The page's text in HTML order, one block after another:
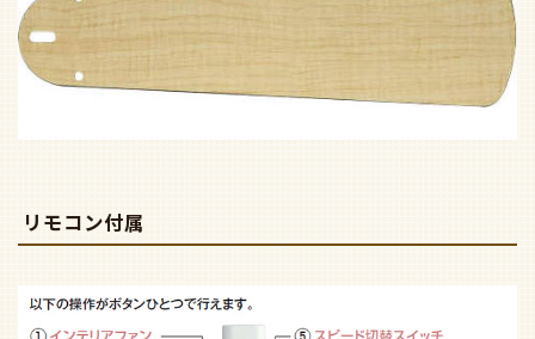
リモコン付属